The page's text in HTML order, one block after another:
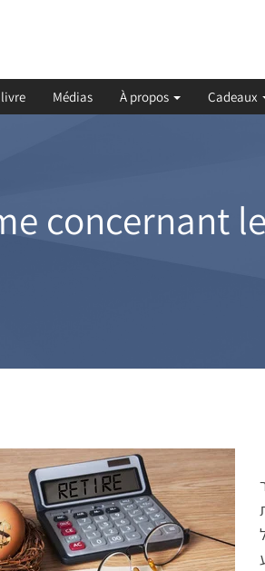
livre Médias À propos Cadeaux
concernant